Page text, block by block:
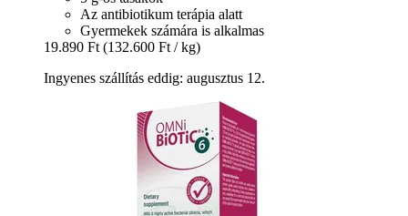
Az antibiotikum terápia alatt
Gyermekek számára is alkalmas
19.890 Ft (132.600 Ft / kg)
Ingyenes szállítás eddig: augusztus 12.